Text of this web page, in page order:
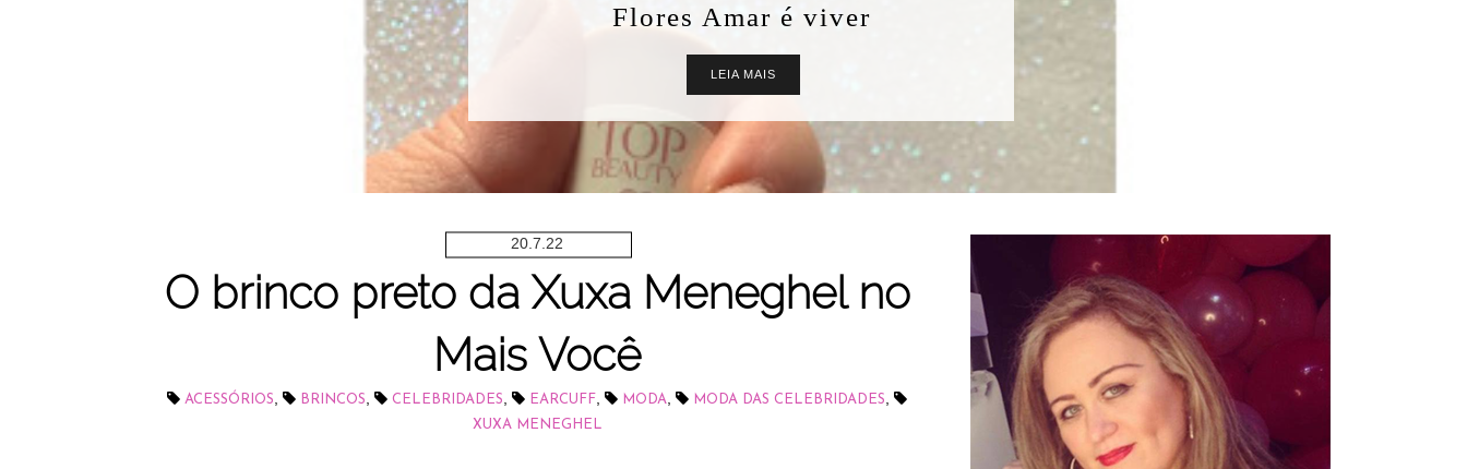
Flores Amar é viver
LEIA MAIS
20.7.22
O brinco preto da Xuxa Meneghel no
Mais Você
ACESSÓRIOS BRINCOS CELEBRIDADES EARCUFF MODA MODA DAS CELEBRIDADES
XUXA MENEGHEL